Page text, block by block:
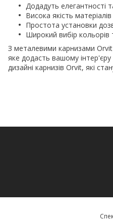
Додадуть елегантності
Висока якість
Простота установки
Широкий вибір кольорів
З металевими карнизами
яке додасть вашому
дизайні карнизів Orvit, які